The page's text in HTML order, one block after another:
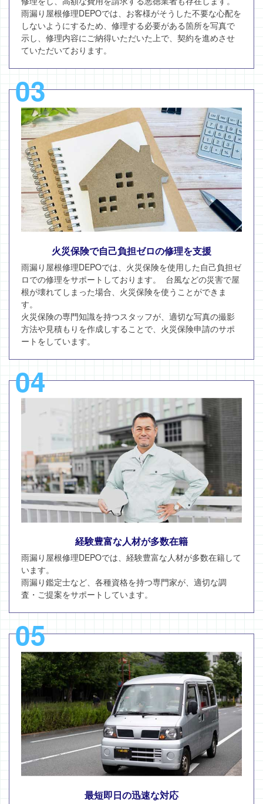
雨漏り屋根修理DEPOでは、お客様がそうした不要な心配を
しないようにするため、修理する必要がある箇所を写真で
示し、修理内容にご納得いただいた上で、契約を進めさせ
ていただいております。
03
火災保険で自己負担ゼロの修理を支援
雨漏り屋根修理DEPOでは、火災保険を使用した自己負担ゼ
ロでの修理をサポートしております。 台風などの災害で屋
根が壊れてしまった場合、火災保険を使うことができま
す。
火災保険の専門知識を持つスタッフが、適切な写真の撮影
方法や見積もりを作成しすることで、火災保険申請のサポ
ートをしています。
04
経験豊富な人材が多数在籍
雨漏り屋根修理DEPOでは、経験豊富な人材が多数在籍して
います。
雨漏り鑑定士など、各種資格を持つ専門家が、適切な調
査・ご提案をサポートしています。
05
最短即日の迅速な対応